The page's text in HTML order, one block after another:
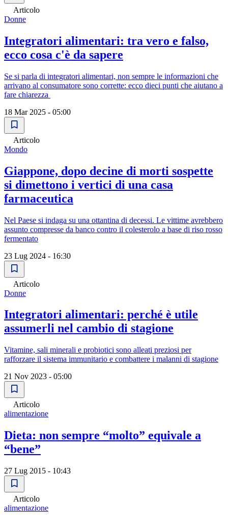
Articolo
Donne
Integratori alimentari: tra vero e falso,
ecco cosa c'è da sapere
Se si parla di integratori alimentari, non sempre le informazioni che
arrivano al consumatore sono corrette: ecco dieci punti che aiutano a
fare chiarezza
18 Mar 2025 - 05:00
Articolo
Mondo
Giappone, dopo decine di morti sospette
si dimettono i vertici di una casa
farmaceutica
Nel Paese si indaga su una ottantina di decessi. Le vittime avrebbero
assunto compresse da banco contro il colesterolo a base di riso rosso
fermentato
23 Lug 2024 - 16:30
Articolo
Donne
Integratori alimentari: perché è utile
assumerli nel cambio di stagione
Vitamine, sali minerali e probiotici sono alleati preziosi per
rafforzare il sistema immunitario e combattere i malanni di stagione
21 Nov 2023 - 05:00
Articolo
alimentazione
Dieta: non sempre “molto” equivale a
“bene”
27 Lug 2015 - 10:43
Articolo
alimentazione